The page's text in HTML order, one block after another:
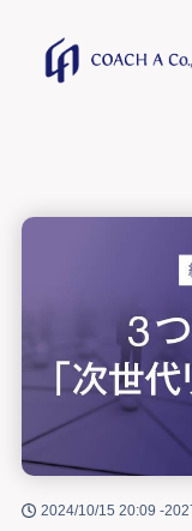
2024/10/15 20:09 -